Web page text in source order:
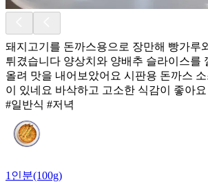
돼지고기를 돈까스용으로 장만해 빵가루
튀겼습니다 양상치와 양배추 슬라이스를
올려 맛을 내어보았어요 시판용 돈까스
이 있네요 바삭하고 고소한 식감이 좋아요
#일반식 #저녁
1인분(100g)